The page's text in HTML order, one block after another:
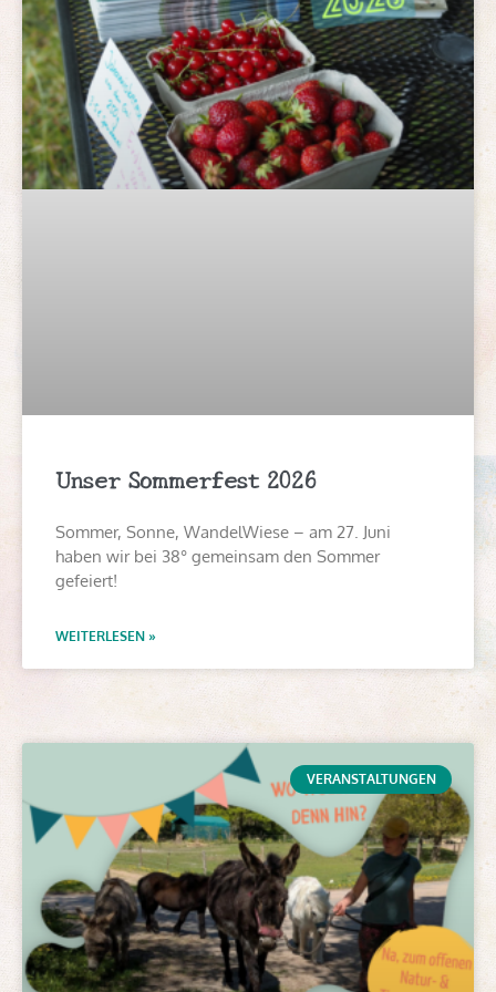
Unser Sommerfest 2026
Sommer, Sonne, WandelWiese – am 27. Juni
haben wir bei 38° gemeinsam den Sommer
gefeiert!
WEITERLESEN »
VERANSTALTUNGEN